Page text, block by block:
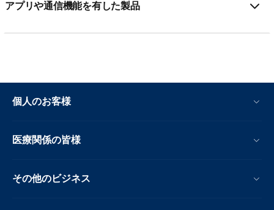
アプリや通信機能を有した製品
個人のお客様
医療関係の皆様
その他のビジネス